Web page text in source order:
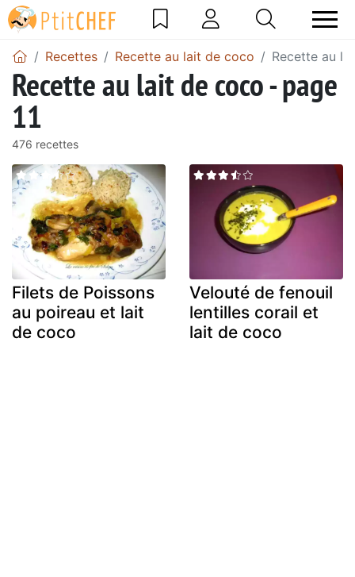
Recettes Recette au lait de coco Recette au
Recette au lait de coco - page
11
476 recettes
Filets de Poissons
au poireau et lait
de coco
Velouté de fenouil
lentilles corail et
lait de coco